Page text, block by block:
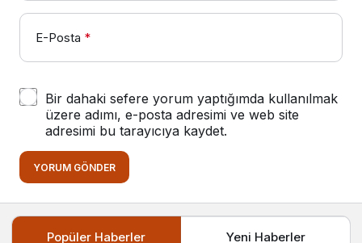
E-Posta *
Bir dahaki sefere yorum yaptığımda kullanılmak
üzere adımı, e-posta adresimi ve web site
adresimi bu tarayıcıya kaydet.
YORUM GÖNDER
Popüler Haberler Yeni Haberler